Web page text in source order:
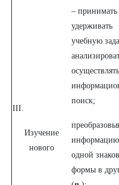
III.
Изучение
нового
– принимать
удерживать
учебную
осуществлять
поиск;
одной
формы в